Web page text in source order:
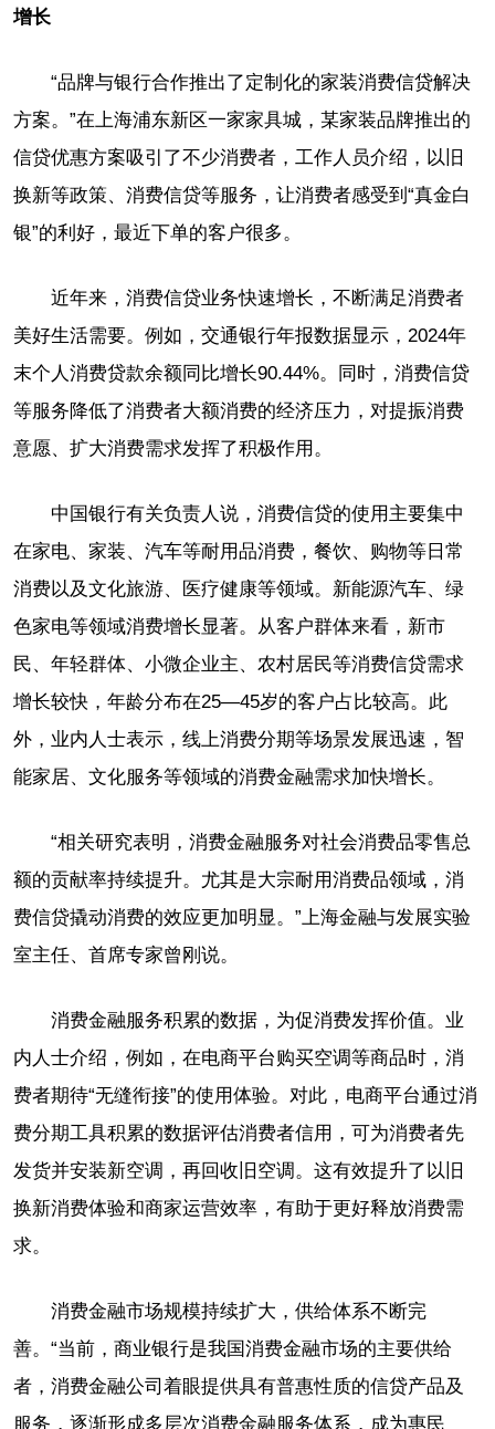
增长
“品牌与银行合作推出了定制化的家装消费信贷解决
方案。”在上海浦东新区一家家具城，某家装品牌推出的
信贷优惠方案吸引了不少消费者，工作人员介绍，以旧
换新等政策、消费信贷等服务，让消费者感受到“真金白
银”的利好，最近下单的客户很多。
近年来，消费信贷业务快速增长，不断满足消费者
美好生活需要。例如，交通银行年报数据显示，2024年
末个人消费贷款余额同比增长90.44%。同时，消费信贷
等服务降低了消费者大额消费的经济压力，对提振消费
意愿、扩大消费需求发挥了积极作用。
中国银行有关负责人说，消费信贷的使用主要集中
在家电、家装、汽车等耐用品消费，餐饮、购物等日常
消费以及文化旅游、医疗健康等领域。新能源汽车、绿
色家电等领域消费增长显著。从客户群体来看，新市
民、年轻群体、小微企业主、农村居民等消费信贷需求
增长较快，年龄分布在25—45岁的客户占比较高。此
外，业内人士表示，线上消费分期等场景发展迅速，智
能家居、文化服务等领域的消费金融需求加快增长。
“相关研究表明，消费金融服务对社会消费品零售总
额的贡献率持续提升。尤其是大宗耐用消费品领域，消
费信贷撬动消费的效应更加明显。”上海金融与发展实验
室主任、首席专家曾刚说。
消费金融服务积累的数据，为促消费发挥价值。业
内人士介绍，例如，在电商平台购买空调等商品时，消
费者期待“无缝衔接”的使用体验。对此，电商平台通过消
费分期工具积累的数据评估消费者信用，可为消费者先
发货并安装新空调，再回收旧空调。这有效提升了以旧
换新消费体验和商家运营效率，有助于更好释放消费需
求。
消费金融市场规模持续扩大，供给体系不断完
善。“当前，商业银行是我国消费金融市场的主要供给
者，消费金融公司着眼提供具有普惠性质的信贷产品及
服务，逐渐形成多层次消费金融服务体系，成为惠民